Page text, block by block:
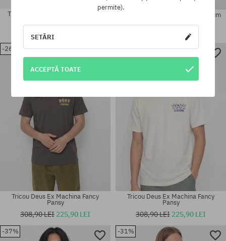
Mărimi existente:
Mărimi existente:
Tricou Deus Ex Machina Nouveau
404,90 LEI
Mărimi existente:
Tricou Deus Ex Machina Chromium
249,90 LEI154,90 LEI
-26%
Tricou Deus Ex Machina Fancy
Pansy
308,90 LEI 225,90 LEI
-26%
Tricou Deus Ex Machina Fancy
Pansy
308,90 LEI 225,90 LEI
-37% -31%
permite).
SETĂRI
ACCEPTĂ TOATE